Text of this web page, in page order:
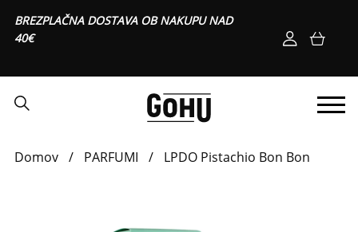
BREZPLAČNA DOSTAVA OB NAKUPU NAD
40€
Domov / PARFUMI / LPDO Pistachio Bon Bon